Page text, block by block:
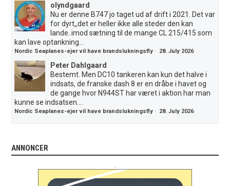
olyndgaard
Nu er denne B747 jo taget ud af drift i 2021. Det var
for dyrt,,det er heller ikke alle steder den kan
lande..imod sætning til de mange CL 215/415 som
kan lave optankning...
Nordic Seaplanes-ejer vil have brandslukningsfly · 28. July 2026
Peter Dahlgaard
Bestemt. Men DC10 tankeren kan kun det halve i
indsats, de franske dash 8 er en dråbe i havet og
de gange hvor N944ST har været i aktion har man
kunne se indsatsen....
Nordic Seaplanes-ejer vil have brandslukningsfly · 28. July 2026
ANNONCER